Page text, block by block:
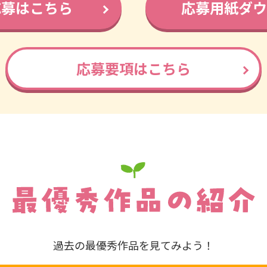
はこちら 応募用紙ダ
応募要項はこちら
過去の最優秀作品を見てみよう！